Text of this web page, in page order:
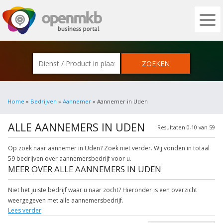
OPENMKB - DE ZAKELIJKE PORTAL
Home » Bedrijven » Aannemer » Aannemer in Uden
Resultaten 0-10 van 59
ALLE AANNEMERS IN UDEN
Op zoek naar aannemer in Uden? Zoek niet verder. Wij vonden in totaal
59 bedrijven over aannemersbedrijf voor u.
MEER OVER ALLE AANNEMERS IN UDEN
Niet het juiste bedrijf waar u naar zocht? Hieronder is een overzicht
weergegeven met alle aannemersbedrijf.
Onderstaande items zijn gerelateerd aan bouwbedrijf in deze plaats. Klik
Lees verder